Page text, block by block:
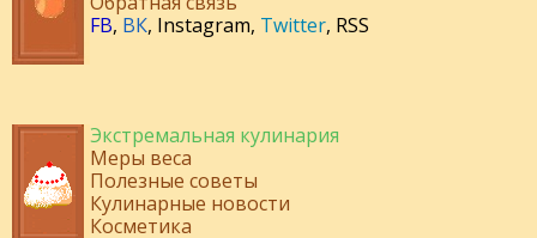
FB, ВК, Instagram, Twitter, RSS
Экстремальная кулинария
Меры веса
Полезные советы
Кулинарные новости
Косметика